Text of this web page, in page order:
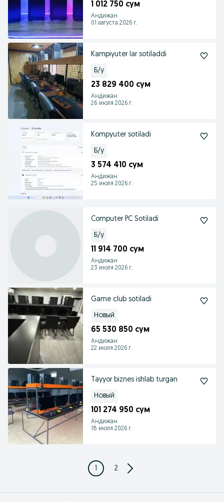
1 012 750 сум
Андижан
01 августа 2026 г.
Kampiyuter lar sotiladdi
Б/у
23 829 400 сум
Андижан
26 июля 2026 г.
Kompyuter sotiladi
Б/у
3 574 410 сум
Андижан
25 июля 2026 г.
Computer PC Sotiladi
Б/у
11 914 700 сум
Андижан
23 июля 2026 г.
Game club sotiladi
Новый
65 530 850 сум
Андижан
22 июля 2026 г.
Tayyor biznes ishlab turgan
Новый
101 274 950 сум
Андижан
18 июля 2026 г.
1 2